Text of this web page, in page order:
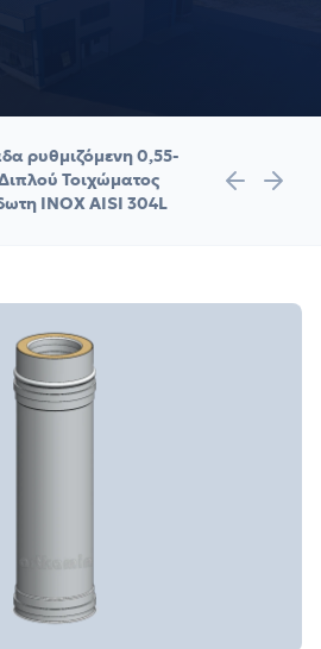
ρυθμιζόμενη 0,55-
Τοιχώματος
INOX AISI 304L